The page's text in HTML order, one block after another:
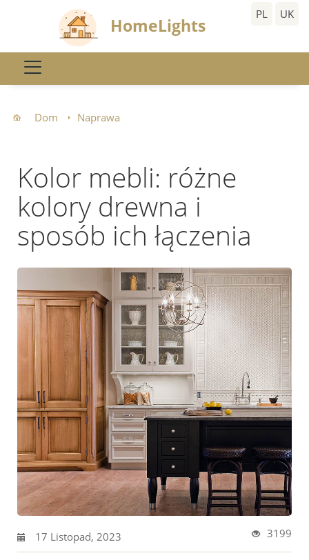
HomeLights
PL UK
Dom Naprawa
Kolor mebli: różne
kolory drewna i
sposób ich łączenia
17 Listopad, 2023 3199